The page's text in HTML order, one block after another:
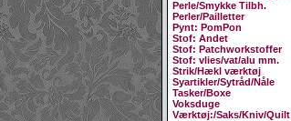
Perle/Smykke Tilbh.
Perler/Pailletter
Pynt: PomPon
Stof: Andet
Stof: Patchworkstoffer
Stof: vlies/vat/alu mm.
Strik/Hækl værktøj
Syartikler/Sytråd/Nåle
Tasker/Boxe
Voksduge
Værktøj:/Saks/Kniv/Quilt